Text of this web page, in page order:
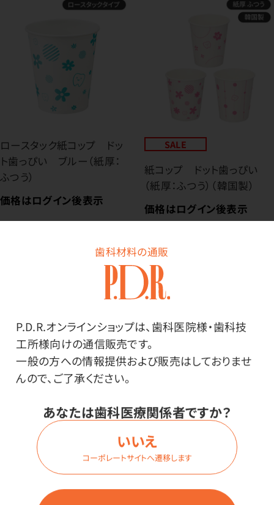
歯科材料の通販
P.D.R.オンラインショップは、歯科医院様・歯科技
工所様向けの通信販売です。
一般の方への情報提供および販売はしておりませ
んので、ご了承ください。
あなたは歯科医療関係者ですか？
いいえ
コーポレートサイトへ遷移します
ロースタック紙コップ ドッ
ト歯っぴい ブルー（紙厚：
ふつう）
価格はログイン後表示
SALE
紙コップ ドット歯っぴい
（紙厚：ふつう）（韓国製）
価格はログイン後表示
国産厚手紙コップ スイー
ツアニマル
価格はログイン後表示
NEW
紙コップ パステル（紙厚：
ふつう）（韓国製）
価格はログイン後表示